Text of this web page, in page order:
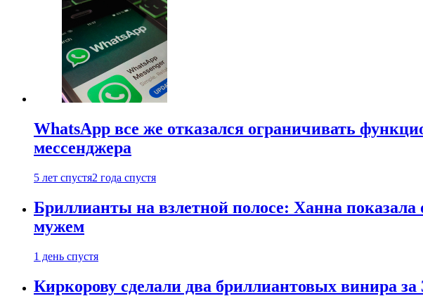
WhatsApp все же отказался ограничивать
мессенджера
5 лет спустя2 года спустя
Бриллианты на взлетной полосе: Ханна
мужем
1 день спустя
Киркорову сделали два бриллиантовых винира за